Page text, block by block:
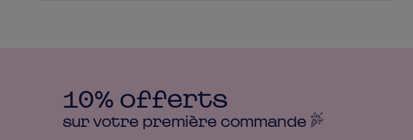
10% offerts
sur votre première commande